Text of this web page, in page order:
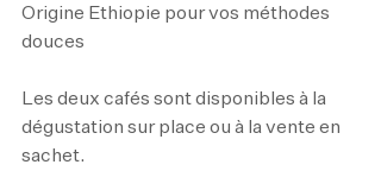
Origine Ethiopie pour vos méthodes
douces
Les deux cafés sont disponibles à la
dégustation sur place ou à la vente en
sachet.